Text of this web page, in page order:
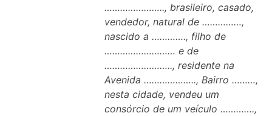
………………….., brasileiro, casado,
vendedor, natural de ……………,
nascido a …………., filho de
……………………… e de
…………………….., residente na
Avenida ……………….., Bairro ………,
nesta cidade, vendeu um
consórcio de um veículo ………….,